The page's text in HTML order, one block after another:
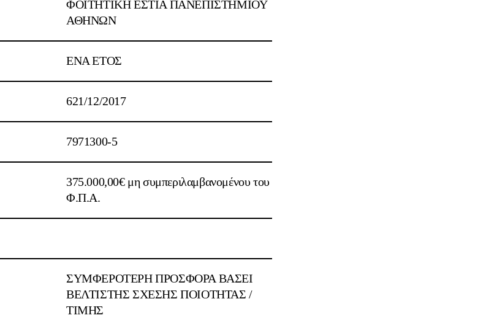
ΦΟΙΤΗΤΙΚΗ ΕΣΤΙΑ ΠΑΝΕΠΙΣΤΗΜΙΟΥ
ΑΘΗΝΩΝ
ΕΝΑ ΕΤΟΣ
621/12/2017
7971300-5
375.000,00€ μη συμπεριλαμβανομένου του
Φ.Π.Α.
ΣΥΜΦΕΡΟΤΕΡΗ ΠΡΟΣΦΟΡΑ ΒΑΣΕΙ
ΒΕΛΤΙΣΤΗΣ ΣΧΕΣΗΣ ΠΟΙOΤΗΤΑΣ /
ΤΙΜΗΣ